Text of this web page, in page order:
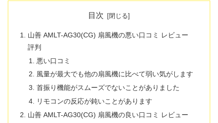
目次
山善 AMLT-AG30(CG) 扇風機の悪い口コミ レビュー
評判
悪い口コミ
風量が最大でも他の扇風機に比べて弱い気がします
首振り機能がスムーズでないことがありました
リモコンの反応が鈍いことがあります
山善 AMLT-AG30(CG) 扇風機の良い口コミ レビュー